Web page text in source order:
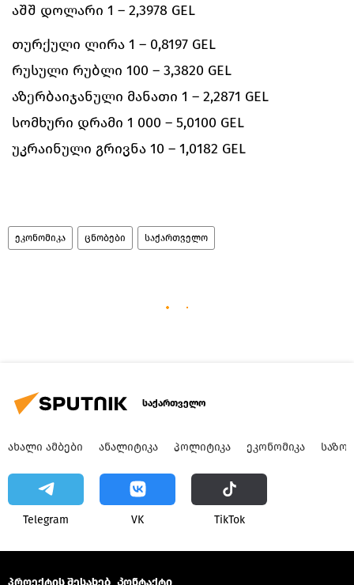
აშშ დოლარი 1 – 2,3978 GEL
თურქული ლირა 1 – 0,8197 GEL
რუსული რუბლი 100 – 3,3820 GEL
აზერბაიჯანული მანათი 1 – 2,2871 GEL
სომხური დრამი 1 000 – 5,0100 GEL
უკრაინული გრივნა 10 – 1,0182 GEL
ეკონომიკა ცნობები საქართველო
საქართველო
ᲐᲮᲐᲚᲘ ᲐᲛᲑᲔᲑᲘ ᲐᲜᲐᲚᲘᲢᲘᲙᲐ ᲞᲝᲚᲘᲢᲘᲙᲐ ᲔᲙᲝᲜᲝᲛᲘᲙᲐ
Telegram VK ТikТоk
პროექტის შესახებ Კონტაქტი